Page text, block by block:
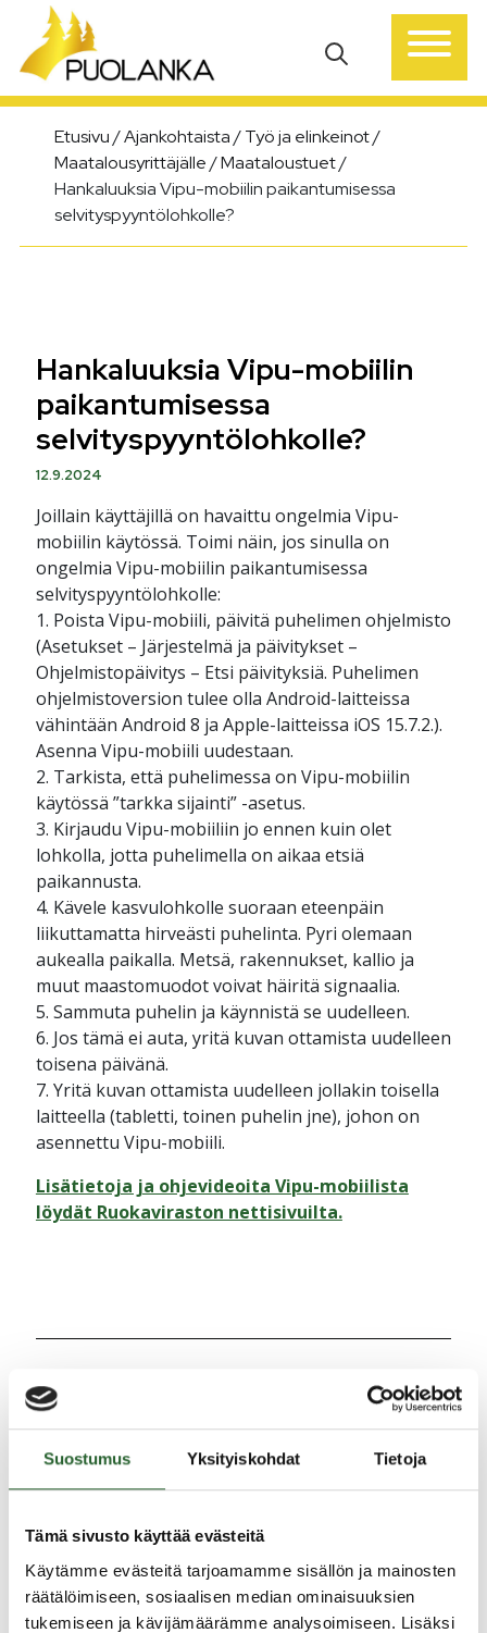
Suostumus Yksityiskohdat Tietoja
Tämä sivusto käyttää evästeitä
Käytämme evästeitä tarjoamamme sisällön ja mainosten
räätälöimiseen, sosiaalisen median ominaisuuksien
tukemiseen ja kävijämäärämme analysoimiseen. Lisäksi
Päävalikko
Etusivu/Ajankohtaista/Työ ja elinkeinot/
Maatalousyrittäjälle/Maataloustuet/
Hankaluuksia Vipu-mobiilin paikantumisessa
selvityspyyntölohkolle?
Hankaluuksia Vipu-mobiilin
paikantumisessa
selvityspyyntölohkolle?
12.9.2024
Joillain käyttäjillä on havaittu ongelmia Vipu-
mobiilin käytössä. Toimi näin, jos sinulla on
ongelmia Vipu-mobiilin paikantumisessa
selvityspyyntölohkolle:
1. Poista Vipu-mobiili, päivitä puhelimen ohjelmisto
(Asetukset – Järjestelmä ja päivitykset –
Ohjelmistopäivitys – Etsi päivityksiä. Puhelimen
ohjelmistoversion tulee olla Android-laitteissa
vähintään Android 8 ja Apple-laitteissa iOS 15.7.2.).
Asenna Vipu-mobiili uudestaan.
2. Tarkista, että puhelimessa on Vipu-mobiilin
käytössä ”tarkka sijainti” -asetus.
3. Kirjaudu Vipu-mobiiliin jo ennen kuin olet
lohkolla, jotta puhelimella on aikaa etsiä
paikannusta.
4. Kävele kasvulohkolle suoraan eteenpäin
liikuttamatta hirveästi puhelinta. Pyri olemaan
aukealla paikalla. Metsä, rakennukset, kallio ja
muut maastomuodot voivat häiritä signaalia.
5. Sammuta puhelin ja käynnistä se uudelleen.
6. Jos tämä ei auta, yritä kuvan ottamista uudelleen
toisena päivänä.
7. Yritä kuvan ottamista uudelleen jollakin toisella
laitteella (tabletti, toinen puhelin jne), johon on
asennettu Vipu-mobiili.
Lisätietoja ja ohjevideoita Vipu-mobiilista
löydät Ruokaviraston nettisivuilta.
Jaa uutinen
Ajankohtaista
Monitoimitalon kirjasto menee kiinni
perjantaina klo 12.00